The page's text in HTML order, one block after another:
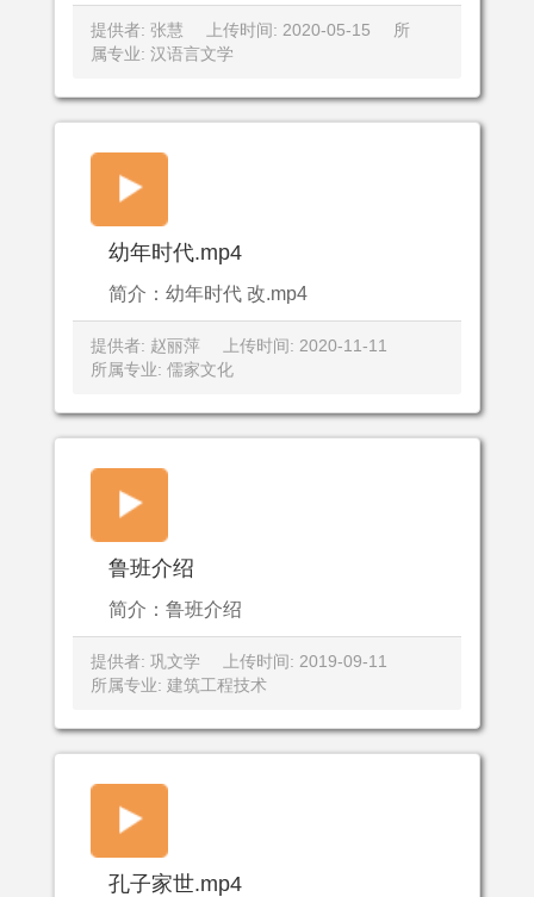
提供者: 张慧 上传时间: 2020-05-15
所
属专业: 汉语言文学
幼年时代.mp4
简介：幼年时代 改.mp4
提供者: 赵丽萍
上传时间: 2020-11-11
所属专业: 儒家文化
鲁班介绍
简介：鲁班介绍
提供者: 巩文学
上传时间: 2019-09-11
所属专业: 建筑工程技术
孔子家世.mp4